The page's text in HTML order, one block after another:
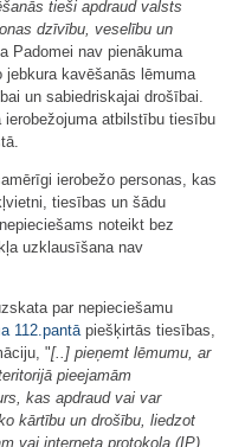
tieši apdraud valsts
dzīvību, veselību un
Padomei nav pienākuma
kavēšanās lēmuma
un sabiedriskajai drošībai.
atbilstību tiesību
ierobežo personas, kas
tiesības un šādu
noteikt bez
uzklausīšana nav
par nepieciešamu
112.pantā piešķirtās tiesības,
"[..] pieņemt lēmumu, ar
pieejamām
kas apdraud vai var
kārtību un drošību, liedzot
vai interneta protokola (IP)